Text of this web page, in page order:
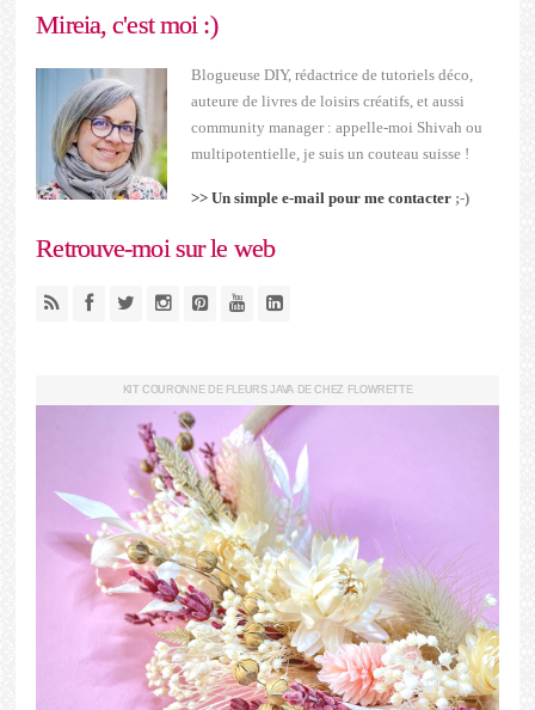
Mireia, c'est moi :)
Blogueuse DIY, rédactrice de tutoriels déco,
auteure de livres de loisirs créatifs, et aussi
community manager : appelle-moi Shivah ou
multipotentielle, je suis un couteau suisse !
>> Un simple e-mail pour me contacter ;-)
Retrouve-moi sur le web
KIT COURONNE DE FLEURS JAVA DE CHEZ FLOWRETTE